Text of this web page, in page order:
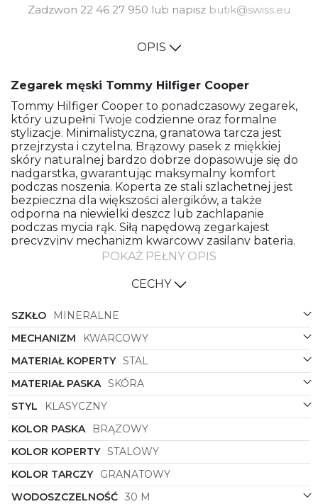
Zadzwon 22 46 27 950 lub napisz butik@swiss.eu
OPIS
Zegarek męski Tommy Hilfiger Cooper
Tommy Hilfiger Cooper to ponadczasowy zegarek,
który uzupełni Twoje codzienne oraz formalne
stylizacje. Minimalistyczna, granatowa tarcza jest
przejrzysta i czytelna. Brązowy pasek z miękkiej
skóry naturalnej bardzo dobrze dopasowuje się do
nadgarstka, gwarantując maksymalny komfort
podczas noszenia. Koperta ze stali szlachetnej jest
bezpieczna dla większości alergików, a także
odporna na niewielki deszcz lub zachlapanie
podczas mycia rąk. Siłą napędową zegarkajest
precyzyjny mechanizm kwarcowy zasilany baterią.
Tommy Hilfiger Cooper – męski zegarek dla
będzie na czasie. Taki akcent na nadgarstku
świetnie dopełni casualowe stylizacje w miejskim
stylu. Pasuje też do bardziej formalnego stroju –
polubi się np. z koszulą, swetrem i marynarką o
sportowym kroju. Założysz go więc na co dzień, jak
również do pracy – nawet jeśli w biurze obowiązuje
Cię określony dress code.
Lubisz ponadczasową klasykę w swobodnym
wydaniu? Tommy Hilfiger Cooper świetnie wpisuje
się w sportową elegancję. Sprawdź też podobne
zegarki w SWISS i wybierz coś dla siebie!
POKAŻ PEŁNY OPIS
CECHY
SZKŁO
MINERALNE
MECHANIZM
KWARCOWY
MATERIAŁ KOPERTY STAL
MATERIAŁ PASKA SKÓRA
STYL
KLASYCZNY
KOLOR PASKA
BRĄZOWY
KOLOR KOPERTY STALOWY
KOLOR TARCZY GRANATOWY
WODOSZCZELNOŚĆ 30 M